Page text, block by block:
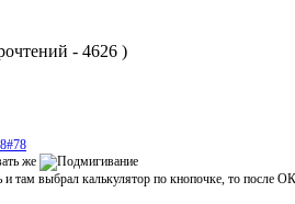
- 4626 )
же
там выбрал калькулятор по кнопочке, то после